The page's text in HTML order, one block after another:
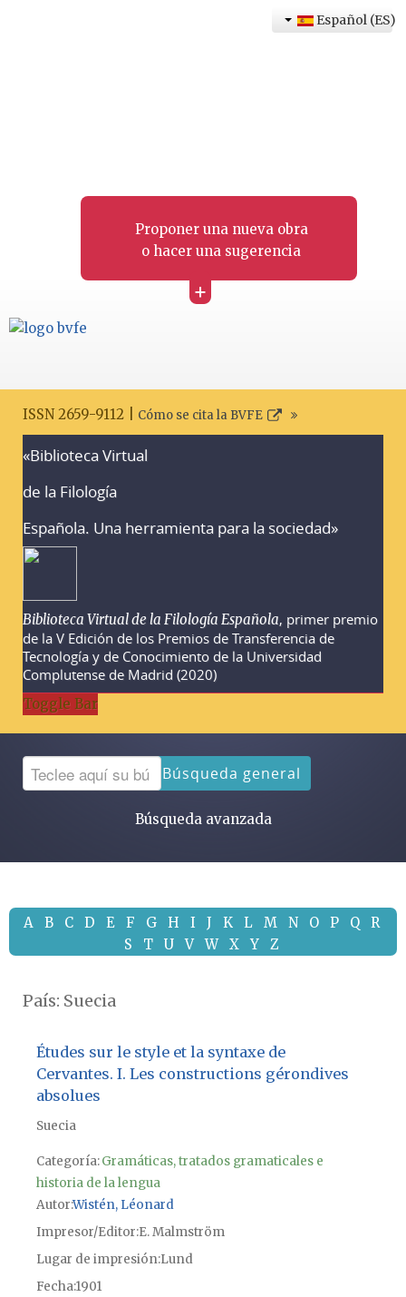
Proponer una nueva obra
o hacer una sugerencia
+
Español (ES)
ISSN 2659-9112 | Cómo se cita la BVFE
«Biblioteca Virtual
de la Filología
Española. Una herramienta para la sociedad»
Biblioteca Virtual de la Filología Española, primer premio
de la V Edición de los Premios de Transferencia de
Tecnología y de Conocimiento de la Universidad
Complutense de Madrid (2020)
Toggle Bar
Búsqueda general
Búsqueda avanzada
A B C D E F G H I J K L M N O P Q
R
S
T U V W X Y Z
País: Suecia
Études sur le style et la syntaxe de
Cervantes. I. Les constructions gérondives
absolues
Suecia
Categoría:Gramáticas, tratados gramaticales e
historia de la lengua
AutorWistén, Léonard
Impresor/Editor E. Malmström
Lugar de impresiónLund
Fecha1901